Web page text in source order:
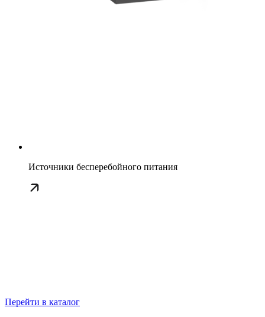
Источники бесперебойного питания
Перейти в каталог